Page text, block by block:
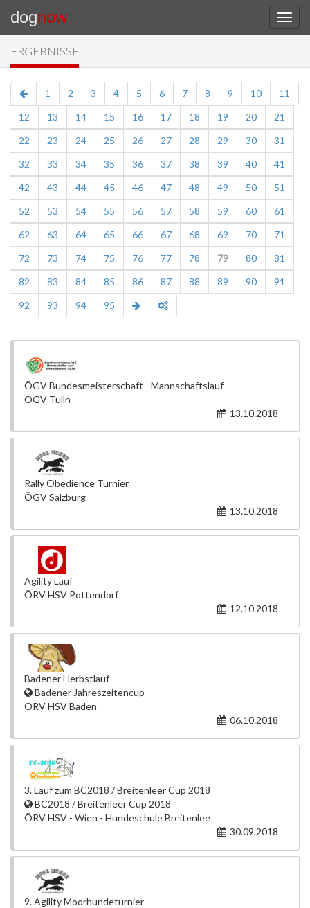
dognow
ERGEBNISSE
1 2 3 4 5 6 7 8 9 10
11
12
13 14 15 16 17 18 19 20
21
22
23 24 25 26 27 28 29 30
31
32
33 34 35 36 37 38 39 40
41
42
43 44 45 46 47 48 49 50
51
52
53 54 55 56 57 58 59 60
61
62
63 64 65 66 67 68 69 70
71
72
73 74 75 76 77 78 79 80
81
82
83 84 85 86 87 88 89 90
91
92
93 94 95
ÖGV Bundesmeisterschaft - Mannschaftslauf
ÖGV Tulln
13.10.2018
Rally Obedience Turnier
ÖGV Salzburg
13.10.2018
Agility Lauf
ÖRV HSV Pottendorf
12.10.2018
Badener Herbstlauf
Badener Jahreszeitencup
ÖRV HSV Baden
06.10.2018
3. Lauf zum BC2018 / Breitenleer Cup 2018
BC2018 / Breitenleer Cup 2018
ÖRV HSV - Wien - Hundeschule Breitenlee
30.09.2018
9. Agility Moorhundeturnier